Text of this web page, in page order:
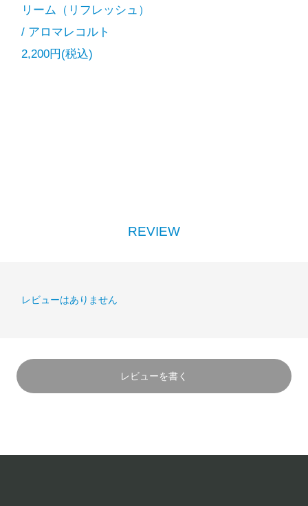
リーム（リフレッシュ）
/ アロマレコルト
2,200円(税込)
REVIEW
レビューはありません
レビューを書く